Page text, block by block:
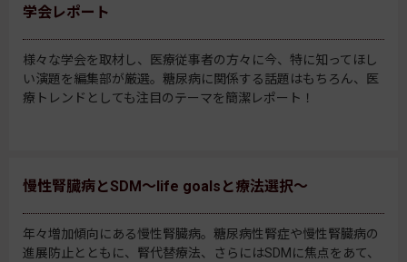
学会レポート
様々な学会を取材し、医療従事者の方々に今、特に知ってほし
い演題を編集部が厳選。糖尿病に関係する話題はもちろん、医
療トレンドとしても注目のテーマを簡潔レポート！
慢性腎臓病とSDM～life goalsと療法選択～
年々増加傾向にある慢性腎臓病。糖尿病性腎症や慢性腎臓病の
進展防止とともに、腎代替療法、さらにはSDMに焦点をあて、